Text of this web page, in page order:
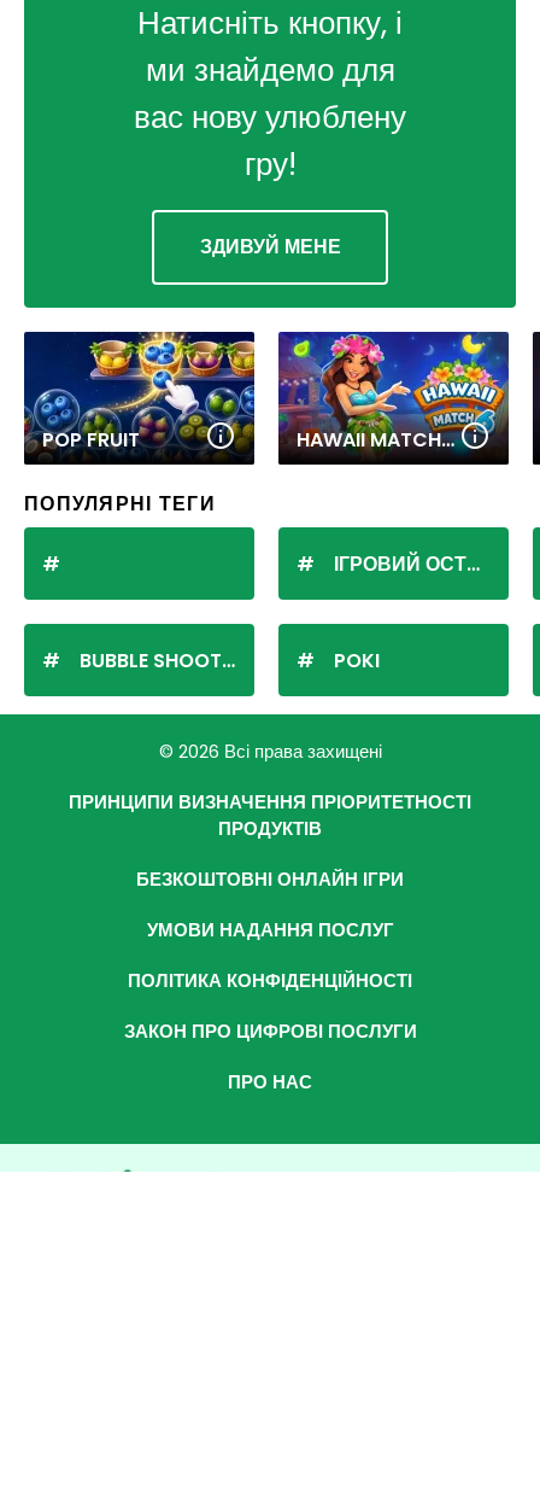
Натисніть кнопку, і
ми знайдемо для
вас нову улюблену
гру!
ЗДИВУЙ МЕНЕ
POP FRUIT HAWAII MATCH 6
ПОПУЛЯРНІ ТЕГИ
BUBBLE SHOOTER
ІГРОВИЙ ОСТРІВ
POKI
© 2026 Всі права захищені
ПРИНЦИПИ ВИЗНАЧЕННЯ ПРІОРИТЕТНОСТІ
ПРОДУКТІВ
БЕЗКОШТОВНІ ОНЛАЙН ІГРИ
УМОВИ НАДАННЯ ПОСЛУГ
ПОЛІТИКА КОНФІДЕНЦІЙНОСТІ
ЗАКОН ПРО ЦИФРОВІ ПОСЛУГИ
ПРО НАС